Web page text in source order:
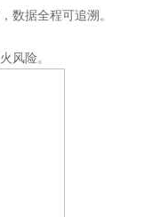
数据全程可追溯。
风险。